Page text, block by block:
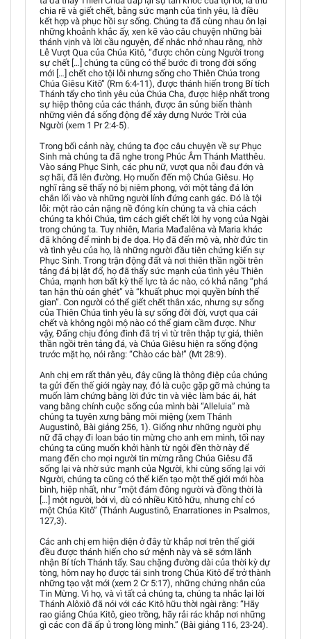
chia rẽ và giết chết, bằng sức mạnh của tình yêu, là điều
kết hợp và phục hồi sự sống. Chúng ta đã cùng nhau ôn lại
những khoảnh khắc ấy, xen kẽ vào câu chuyện những bài
thánh vịnh và lời cầu nguyện, để nhắc nhở nhau rằng, nhờ
Lễ Vượt Qua của Chúa Kitô, “được chôn cùng Người trong
sự chết […] chúng ta cũng có thể bước đi trong đời sống
mới […] chết cho tội lỗi nhưng sống cho Thiên Chúa trong
Chúa Giêsu Kitô” (Rm 6:4-11), được thánh hiến trong Bí tích
Thánh tẩy cho tình yêu của Chúa Cha, được hiệp nhất trong
sự hiệp thông của các thánh, được ân sủng biến thành
những viên đá sống động để xây dựng Nước Trời của
Người (xem 1 Pr 2:4-5).
Trong bối cảnh này, chúng ta đọc câu chuyện về sự Phục
Sinh mà chúng ta đã nghe trong Phúc Âm Thánh Matthêu.
Vào sáng Phục Sinh, các phụ nữ, vượt qua nỗi đau đớn và
sợ hãi, đã lên đường. Họ muốn đến mộ Chúa Giêsu. Họ
nghĩ rằng sẽ thấy nó bị niêm phong, với một tảng đá lớn
chắn lối vào và những người lính đứng canh gác. Đó là tội
lỗi: một rào cản nặng nề đóng kín chúng ta và chia cách
chúng ta khỏi Chúa, tìm cách giết chết lời hy vọng của Ngài
trong chúng ta. Tuy nhiên, Maria Mađalêna và Maria khác
đã không để mình bị đe dọa. Họ đã đến mộ và, nhờ đức tin
và tình yêu của họ, là những người đầu tiên chứng kiến sự
Phục Sinh. Trong trận động đất và nơi thiên thần ngồi trên
tảng đá bị lật đổ, họ đã thấy sức mạnh của tình yêu Thiên
Chúa, mạnh hơn bất kỳ thế lực tà ác nào, có khả năng “phá
tan hận thù oán ghét” và “khuất phục mọi quyền bính thế
gian”. Con người có thể giết chết thân xác, nhưng sự sống
của Thiên Chúa tình yêu là sự sống đời đời, vượt qua cái
chết và không ngôi mộ nào có thể giam cầm được. Như
vậy, Đấng chịu đóng đinh đã trị vì từ trên thập tự giá, thiên
thần ngồi trên tảng đá, và Chúa Giêsu hiện ra sống động
trước mặt họ, nói rằng: “Chào các bà!” (Mt 28:9).
Anh chị em rất thân yêu, đây cũng là thông điệp của chúng
ta gửi đến thế giới ngày nay, đó là cuộc gặp gỡ mà chúng ta
muốn làm chứng bằng lời đức tin và việc làm bác ái, hát
vang bằng chính cuộc sống của mình bài “Alleluia” mà
chúng ta tuyên xưng bằng môi miệng (xem Thánh
Augustinô, Bài giảng 256, 1). Giống như những người phụ
nữ đã chạy đi loan báo tin mừng cho anh em mình, tối nay
chúng ta cũng muốn khởi hành từ ngôi đền thờ này để
mang đến cho mọi người tin mừng rằng Chúa Giêsu đã
sống lại và nhờ sức mạnh của Người, khi cùng sống lại với
Người, chúng ta cũng có thể kiến tạo một thế giới mới hòa
bình, hiệp nhất, như “một đám đông người và đồng thời là
[…] một người, bởi vì, dù có nhiều Kitô hữu, nhưng chỉ có
một Chúa Kitô” (Thánh Augustinô, Enarrationes in Psalmos,
127,3).
Các anh chị em hiện diện ở đây từ khắp nơi trên thế giới
đều được thánh hiến cho sứ mệnh này và sẽ sớm lãnh
nhận Bí tích Thánh tẩy. Sau chặng đường dài của thời kỳ dự
tòng, hôm nay họ được tái sinh trong Chúa Kitô để trở thành
những tạo vật mới (xem 2 Cr 5:17), những chứng nhân của
Tin Mừng. Vì họ, và vì tất cả chúng ta, chúng ta nhắc lại lời
Thánh Alôxiô đã nói với các Kitô hữu thời ngài rằng: “Hãy
rao giảng Chúa Kitô, gieo trồng, hãy rải rác khắp nơi những
gì các con đã ấp ủ trong lòng mình.” (Bài giảng 116, 23-24).